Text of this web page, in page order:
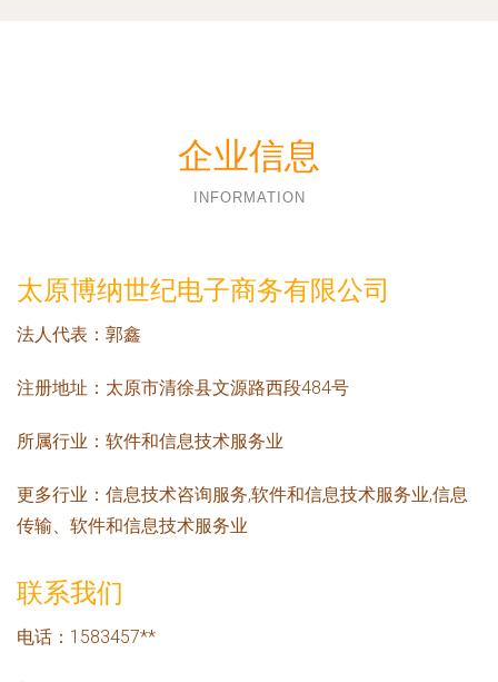
企业信息
INFORMATION
太原博纳世纪电子商务有限公司
法人代表： 郭鑫
注册地址： 太原市清徐县文源路西段484号
所属行业： 软件和信息技术服务业
更多行业： 信息技术咨询服务,软件和信息技术服务业,信息
传输、软件和信息技术服务业
联系我们
电话：1583457**